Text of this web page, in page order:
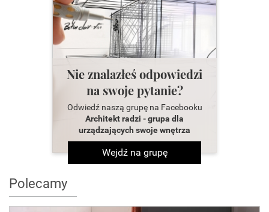
Nie znalazłeś odpowiedzi
na swoje pytanie?
Odwiedź naszą grupę na Facebooku
Architekt radzi - grupa dla
urządzających swoje wnętrza
Wejdź na grupę
Polecamy